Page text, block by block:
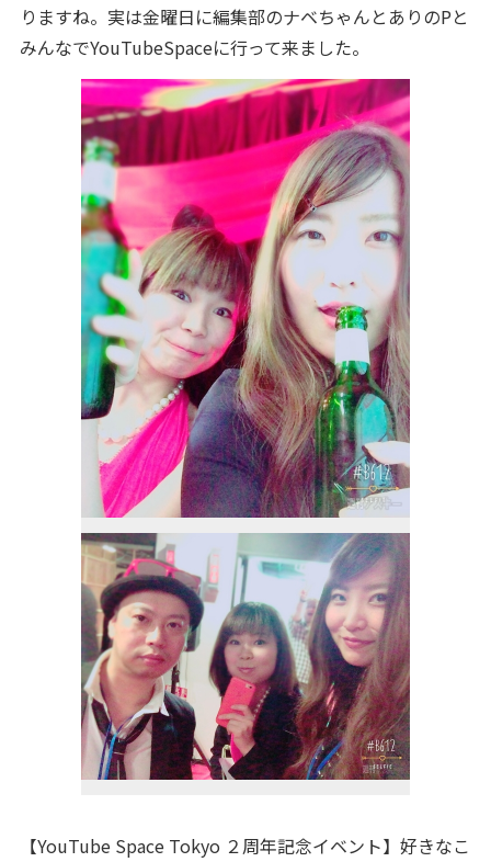
りますね。実は金曜日に編集部のナベちゃんとありのPと
みんなでYouTubeSpaceに行って来ました。
【YouTube Space Tokyo ２周年記念イベント】好きなこ